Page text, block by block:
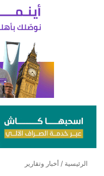
الرئيسية / أخبار وتقارير